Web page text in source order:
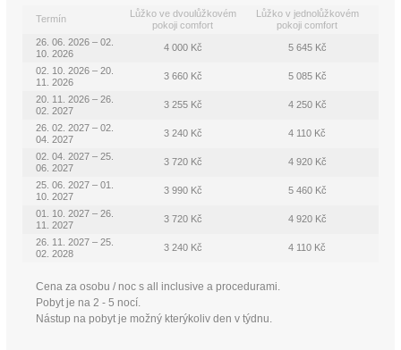
Termín
Lůžko ve dvoulůžkovém
pokoji comfort
Lůžko v jednolůžkovém
pokoji comfort
26. 06. 2026 – 02.
10. 2026
4 000 Kč 5 645 Kč
02. 10. 2026 – 20.
11. 2026
3 660 Kč 5 085 Kč
20. 11. 2026 – 26.
02. 2027
3 255 Kč 4 250 Kč
26. 02. 2027 – 02.
04. 2027
3 240 Kč 4 110 Kč
02. 04. 2027 – 25.
06. 2027
3 720 Kč 4 920 Kč
25. 06. 2027 – 01.
10. 2027
3 990 Kč 5 460 Kč
01. 10. 2027 – 26.
11. 2027
3 720 Kč 4 920 Kč
26. 11. 2027 – 25.
02. 2028
3 240 Kč 4 110 Kč
Cena za osobu / noc s all inclusive a procedurami.
Pobyt je na 2 - 5 nocí.
Nástup na pobyt je možný kterýkoliv den v týdnu.